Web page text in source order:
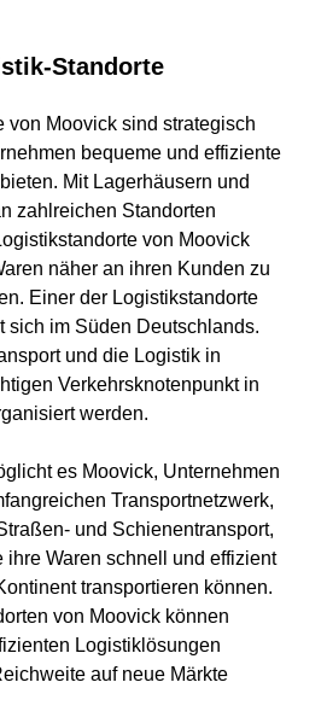
Standorte
von Moovick sind strategisch
bequeme und effiziente
Mit Lagerhäusern und
zahlreichen Standorten
von Moovick
näher an ihren Kunden zu
Einer der Logistikstandorte
sich im Süden Deutschlands.
und die Logistik in
Verkehrsknotenpunkt in
werden.
es Moovick, Unternehmen
Transportnetzwerk,
und Schienentransport,
ihre Waren schnell und effizient
transportieren können.
von Moovick können
Logistiklösungen
auf neue Märkte